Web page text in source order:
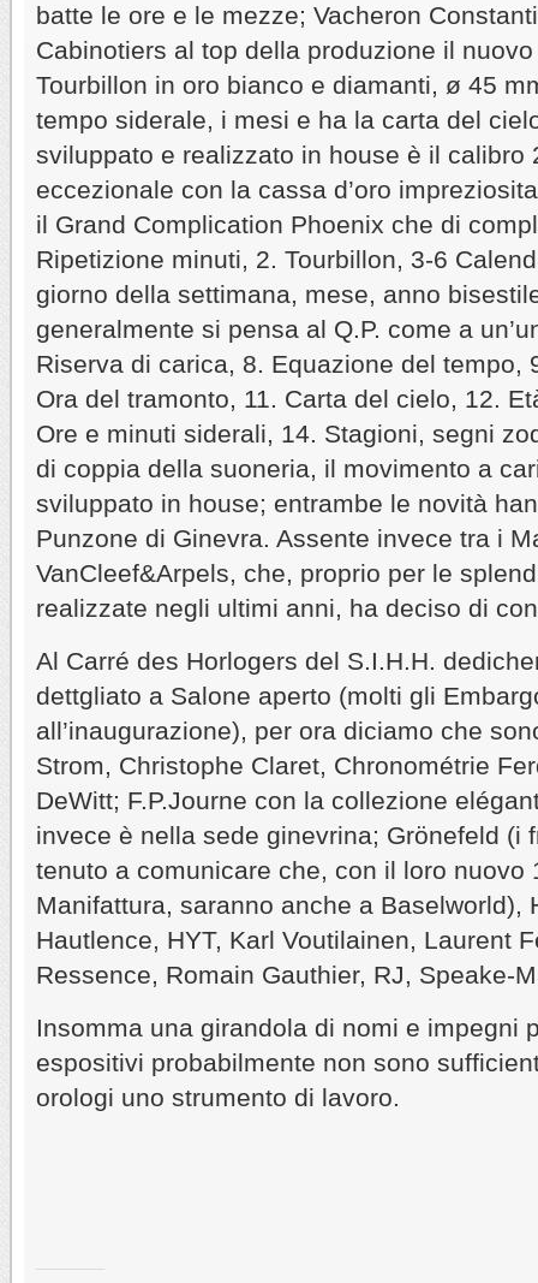
batte le ore e le mezze; Vacheron
Cabinotiers al top della produzione il
Tourbillon in oro bianco e diamanti, ø 45
tempo siderale, i mesi e ha la carta del
sviluppato e realizzato in house è il calibro
eccezionale con la cassa d’oro
il Grand Complication Phoenix che di
Ripetizione minuti, 2. Tourbillon, 3-6
giorno della settimana, mese, anno
generalmente si pensa al Q.P. come a
Riserva di carica, 8. Equazione del tempo,
Ora del tramonto, 11. Carta del cielo, 12.
Ore e minuti siderali, 14. Stagioni, segni
di coppia della suoneria, il movimento a
sviluppato in house; entrambe le novità
Punzone di Ginevra. Assente invece tra i
VanCleef&Arpels, che, proprio per le
realizzate negli ultimi anni, ha deciso di
Al Carré des Horlogers del S.I.H.H.
dettgliato a Salone aperto (molti gli
all’inaugurazione), per ora diciamo che
Strom, Christophe Claret, Chronométrie
DeWitt; F.P.Journe con la collezione
invece è nella sede ginevrina; Grönefeld (i
tenuto a comunicare che, con il loro nuovo
Manifattura, saranno anche a Baselworld),
Hautlence, HYT, Karl Voutilainen, Laurent
Ressence, Romain Gauthier, RJ, Speake-
Insomma una girandola di nomi e impegni
espositivi probabilmente non sono
orologi uno strumento di lavoro.